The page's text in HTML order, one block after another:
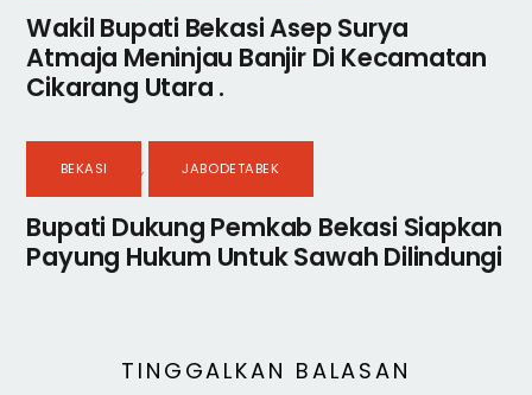
Wakil Bupati Bekasi Asep Surya
Atmaja Meninjau Banjir Di Kecamatan
Cikarang Utara .
BEKASI , JABODETABEK
Bupati Dukung Pemkab Bekasi Siapkan
Payung Hukum Untuk Sawah Dilindungi
TINGGALKAN BALASAN